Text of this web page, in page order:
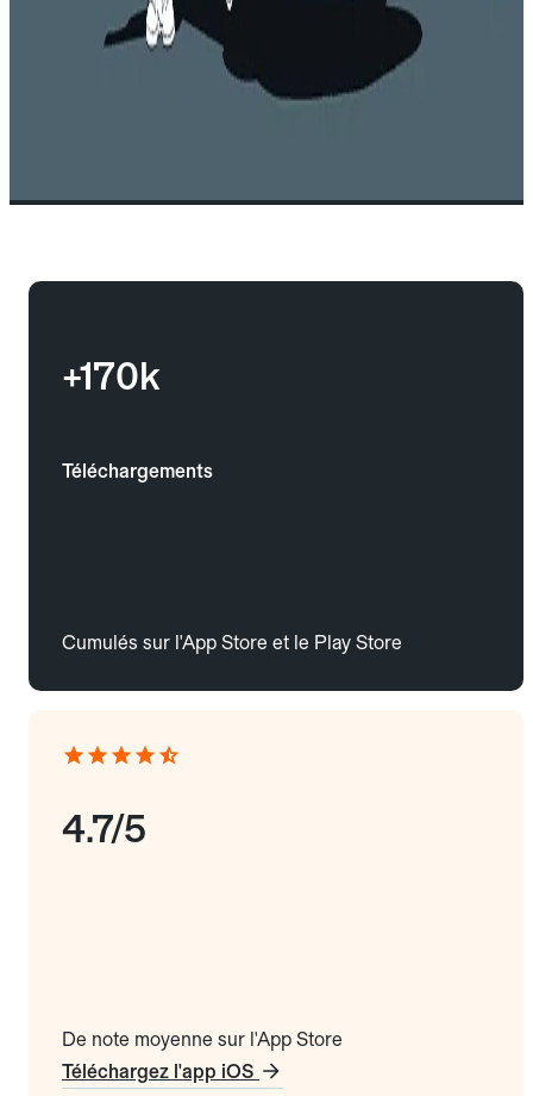
+170k
Téléchargements
Cumulés sur l'App Store et le Play Store
4.7/5
De note moyenne sur l'App Store
Téléchargez l'app iOS